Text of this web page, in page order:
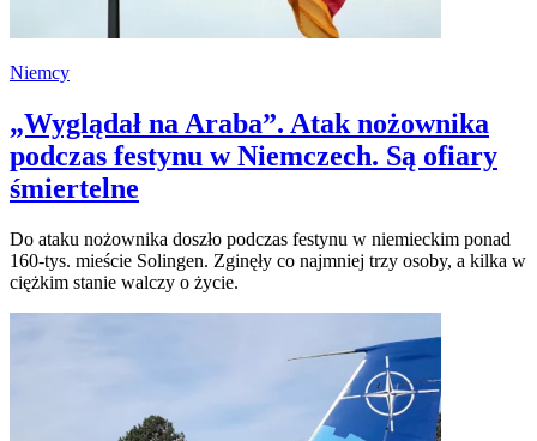
Niemcy
„Wyglądał na Araba”. Atak nożownika
podczas festynu w Niemczech. Są ofiary
śmiertelne
Do ataku nożownika doszło podczas festynu w niemieckim ponad
160-tys. mieście Solingen. Zginęły co najmniej trzy osoby, a kilka w
ciężkim stanie walczy o życie.